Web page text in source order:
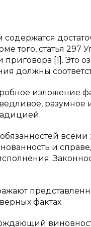
того, статья 297
[1]. Это
должны
изложение
разумное
всеми
и
фактах.